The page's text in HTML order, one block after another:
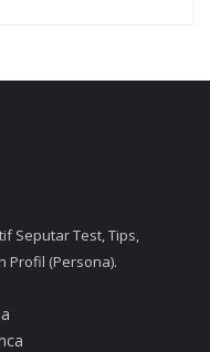
Seputar Test, Tips,
Profil (Persona).